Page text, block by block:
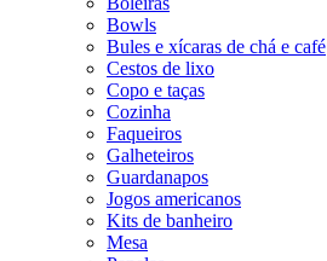
Bowls
Bules e xícaras de chá e café
Cestos de lixo
Copo e taças
Cozinha
Faqueiros
Galheteiros
Guardanapos
Jogos americanos
Kits de banheiro
Mesa